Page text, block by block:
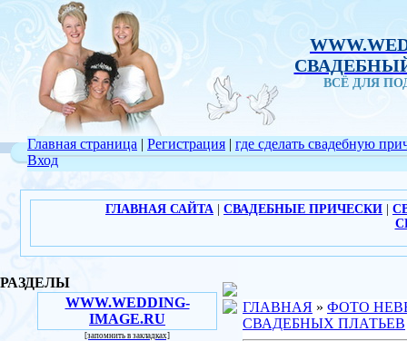
ВСЁ ДЛЯ
Главная страница | Регистрация |
Вход
где сделать свадебную
ГЛАВНАЯ САЙТА СВАДЕБНЫЕ ПРИЧЕСКИ
РАЗДЕЛЫ
WWW.WEDDING-
IMAGE.RU
[запомнить в закладках]
ГЛАВНАЯ » ФОТО
СВАДЕБНЫХ ПЛАТЬЕВ